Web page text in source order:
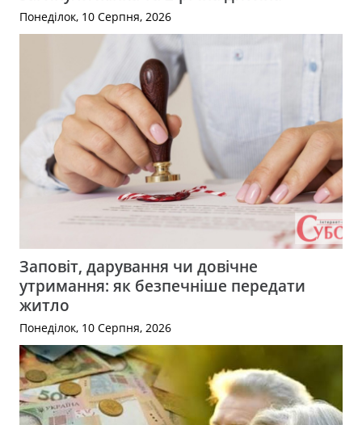
Понеділок, 10 Серпня, 2026
Заповіт, дарування чи довічне
утримання: як безпечніше передати
житло
Понеділок, 10 Серпня, 2026